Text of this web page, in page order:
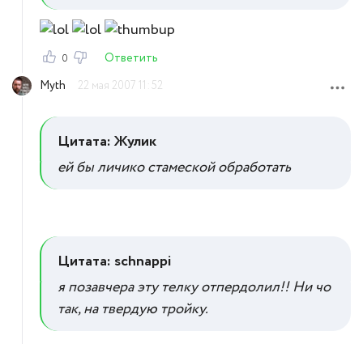
0
Ответить
Myth
22 мая 2007 11:52
Цитата: Жулик
ей бы личико стамеской обработать
Цитата: schnappi
я позавчера эту телку отпердолил!! Ни чо
так, на твердую тройку.